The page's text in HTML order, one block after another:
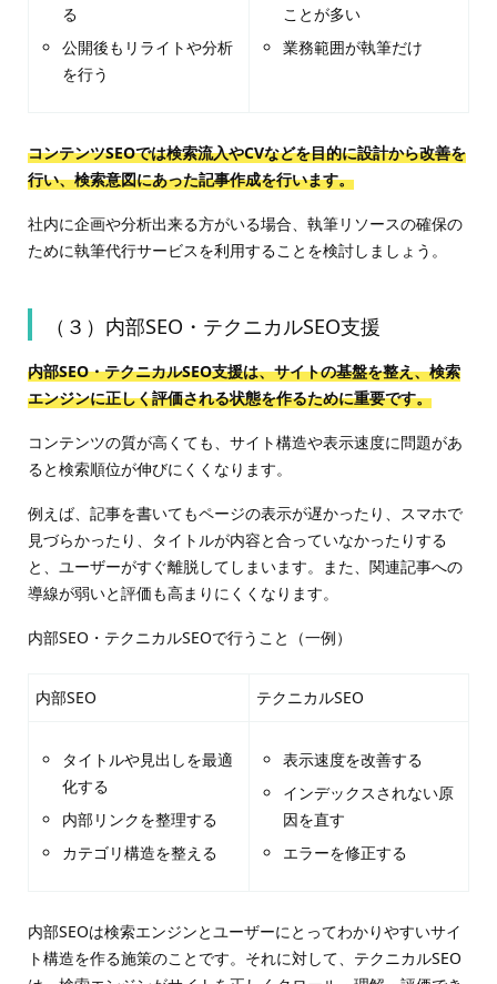
る
公開後もリライトや分析
を行う
ことが多い
業務範囲が執筆だけ
コンテンツSEOでは検索流入やCVなどを目的に設計から改善を
行い、検索意図にあった記事作成を行います。
社内に企画や分析出来る方がいる場合、執筆リソースの確保の
ために執筆代行サービスを利用することを検討しましょう。
（３）内部SEO・テクニカルSEO支援
内部SEO・テクニカルSEO支援は、サイトの基盤を整え、検索
エンジンに正しく評価される状態を作るために重要です。
コンテンツの質が高くても、サイト構造や表示速度に問題があ
ると検索順位が伸びにくくなります。
例えば、記事を書いてもページの表示が遅かったり、スマホで
見づらかったり、タイトルが内容と合っていなかったりする
と、ユーザーがすぐ離脱してしまいます。また、関連記事への
導線が弱いと評価も高まりにくくなります。
内部SEO・テクニカルSEOで行うこと（一例）
内部SEO テクニカルSEO
タイトルや見出しを最適
化する
内部リンクを整理する
カテゴリ構造を整える
表示速度を改善する
インデックスされない原
因を直す
エラーを修正する
内部SEOは検索エンジンとユーザーにとってわかりやすいサイ
ト構造を作る施策のことです。それに対して、テクニカルSEO